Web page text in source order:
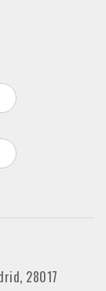
28017